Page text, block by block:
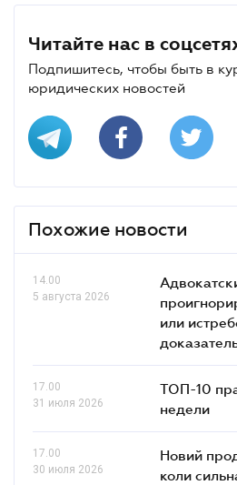
Читайте нас в
Подпишитесь, чтобы быть в
юридических новостей
Похожие новости
14.00
5 августа 2026
или
17.00
31 июля 2026
ТОП-10
недели
17.00
30 июля 2026
Новий
коли